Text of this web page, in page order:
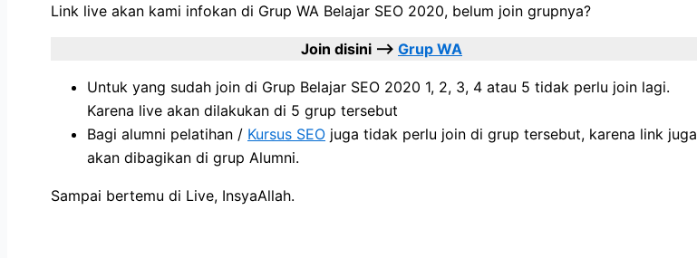
Link live akan kami infokan di Grup WA Belajar SEO 2020, belum join grupnya?
Join disini –> Grup WA
Untuk yang sudah join di Grup Belajar SEO 2020 1, 2, 3, 4 atau 5 tidak perlu join lagi.
Karena live akan dilakukan di 5 grup tersebut
Bagi alumni pelatihan / Kursus SEO juga tidak perlu join di grup tersebut, karena link juga
akan dibagikan di grup Alumni.
Sampai bertemu di Live, InsyaAllah.